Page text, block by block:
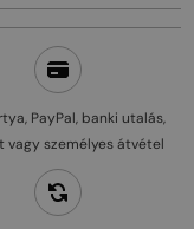
PayPal, banki utalás,
vagy személyes átvétel